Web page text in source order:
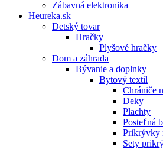
Zábavná elektronika
Heureka.sk
Detský tovar
Hračky
Plyšové hračky
Dom a záhrada
Bývanie a doplnky
Bytový textil
Chrániče
Deky
Plachty
Posteľná
Prikrývky
Sety